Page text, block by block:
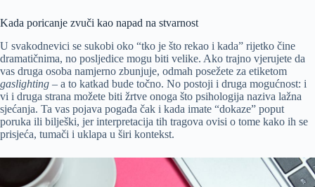
Kada poricanje zvuči kao napad na stvarnost
U svakodnevici se sukobi oko “tko je što rekao i kada” rijetko čine
dramatičnima, no posljedice mogu biti velike. Ako trajno vjerujete da
vas druga osoba namjerno zbunjuje, odmah posežete za etiketom
gaslighting – a to katkad bude točno. No postoji i druga mogućnost: i
vi i druga strana možete biti žrtve onoga što psihologija naziva lažna
sjećanja. Ta vas pojava pogađa čak i kada imate “dokaze” poput
poruka ili bilješki, jer interpretacija tih tragova ovisi o tome kako ih se
prisjeća, tumači i uklapa u širi kontekst.